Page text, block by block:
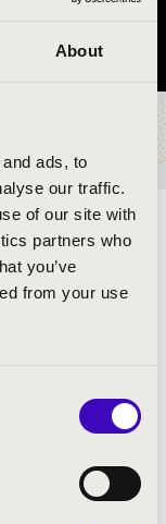
About
ads, to
our traffic.
of our site with
partners who
you’ve
from your use